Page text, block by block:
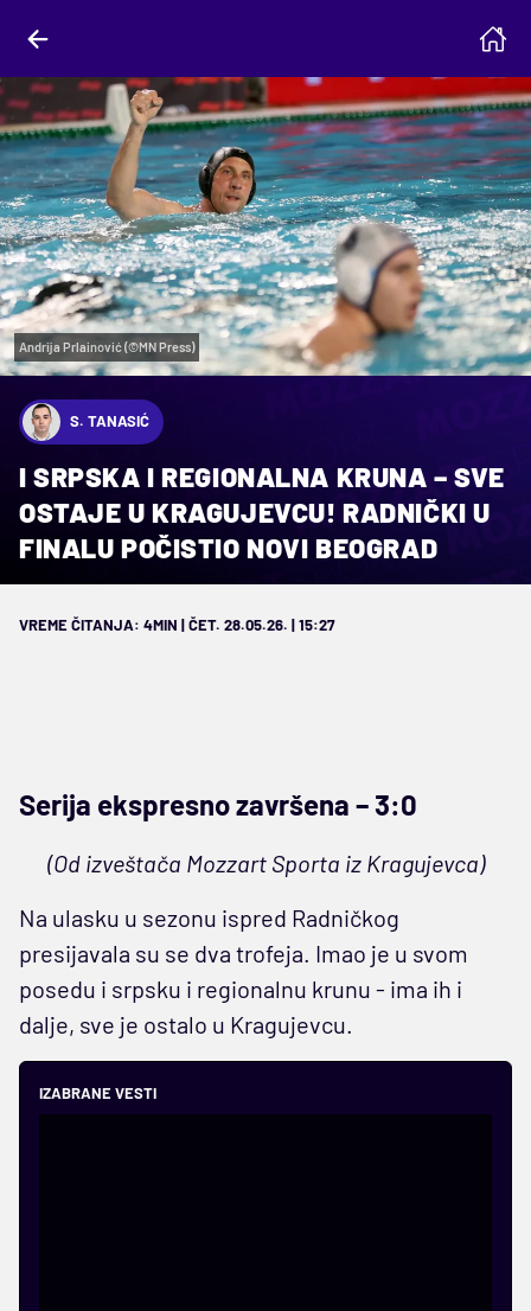
Andrija Prlainović (©MN Press)
S. TANASIĆ
I SRPSKA I REGIONALNA KRUNA – SVE
OSTAJE U KRAGUJEVCU! RADNIČKI U
FINALU POČISTIO NOVI BEOGRAD
VREME ČITANJA: 4MIN | ČET. 28.05.26. | 15:27
Serija ekspresno završena – 3:0
(Od izveštača Mozzart Sporta iz Kragujevca)
Na ulasku u sezonu ispred Radničkog
presijavala su se dva trofeja. Imao je u svom
posedu i srpsku i regionalnu krunu - ima ih i
dalje, sve je ostalo u Kragujevcu.
IZABRANE VESTI